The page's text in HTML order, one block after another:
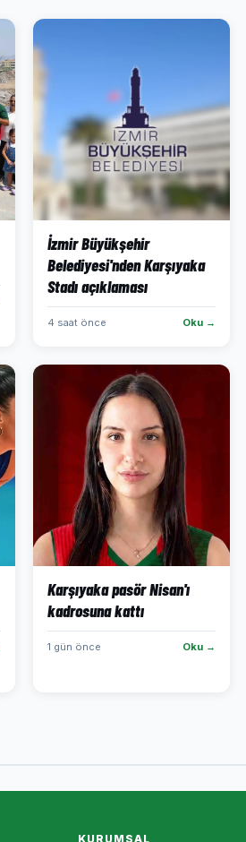
İzmir Büyükşehir
Belediyesi'nden Karşıyaka
Stadı açıklaması
4 saat önce Oku →
Karşıyaka pasör Nisan'ı
kadrosuna kattı
1 gün önce Oku →
KURUMSAL